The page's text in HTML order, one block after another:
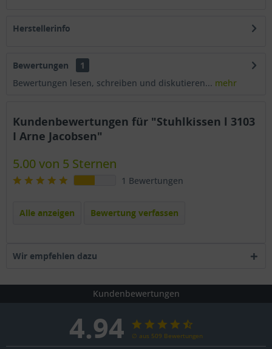
Herstellerinfo
Bewertungen
1
Bewertungen lesen, schreiben und diskutieren... mehr
Kundenbewertungen für "Stuhlkissen l 3103
I Arne Jacobsen"
5.00 von 5 Sternen
1 Bewertungen
Alle anzeigen Bewertung verfassen
Wir empfehlen dazu
Kundenbewertungen
4.94 ∅ aus 509 Bewertungen